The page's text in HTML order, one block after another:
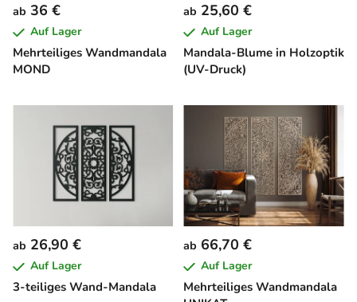
Mehrteiliges Wandmandala
MOND
ab 36 €
Auf Lager
Mandala-Blume in Holzoptik
(UV-Druck)
ab 25,60 €
Auf Lager
3-teiliges Wand-Mandala
ab 26,90 €
Auf Lager
Mehrteiliges Wandmandala
ab 66,70 €
Auf Lager